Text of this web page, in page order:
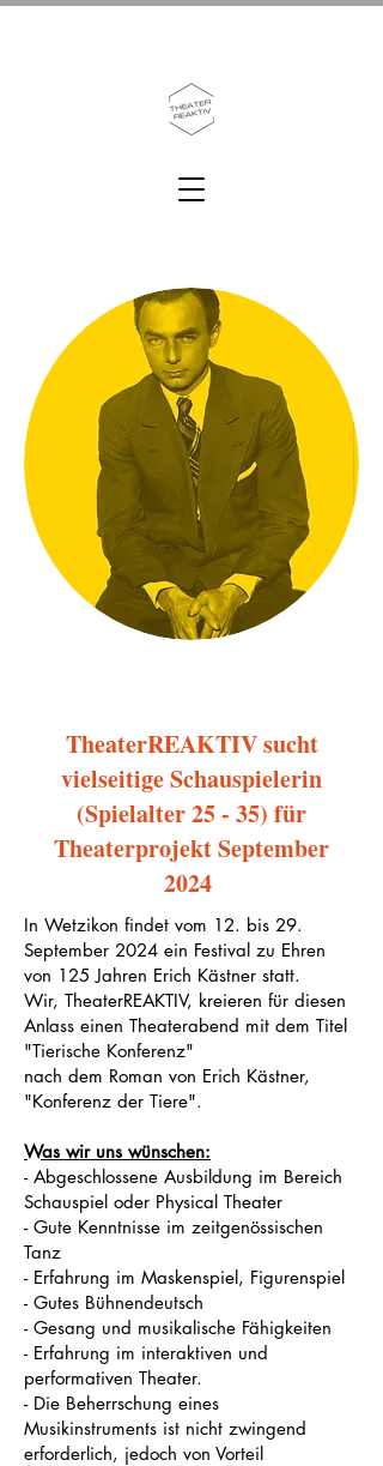
TheaterREAKTIV sucht
vielseitige Schauspielerin
(Spielalter 25 - 35) für
Theaterprojekt September
2024
In Wetzikon findet vom 12. bis 29.
September 2024 ein Festival zu Ehren
von 125 Jahren Erich Kästner statt.
Wir, TheaterREAKTIV, kreieren für diesen
Anlass einen Theaterabend mit dem Titel
"Tierische Konferenz"
nach dem Roman von Erich Kästner,
"Konferenz der Tiere".
Was wir uns wünschen:
- Abgeschlossene Ausbildung im Bereich
Schauspiel oder Physical Theater
- Gute Kenntnisse im zeitgenössischen
Tanz
- Erfahrung im Maskenspiel, Figurenspiel
- Gutes Bühnendeutsch
- Gesang und musikalische Fähigkeiten
- Erfahrung im interaktiven und
performativen Theater.
- Die Beherrschung eines
Musikinstruments ist nicht zwingend
erforderlich, jedoch von Vorteil